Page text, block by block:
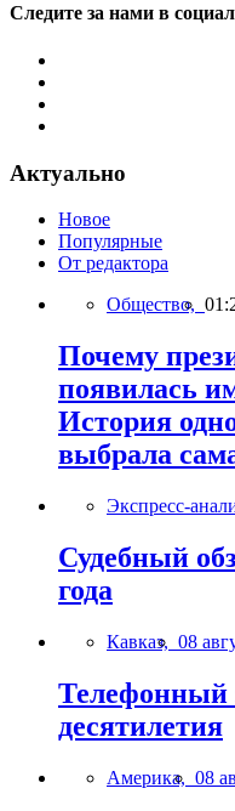
Следите за нами в
Актуально
Новое
Популярные
От редактора
Общество,
Почему
появилась
История
выбрала
Экспресс-
Судебный
года
Кавказ, 08
Телефонный
десятилетия
Америка, 08